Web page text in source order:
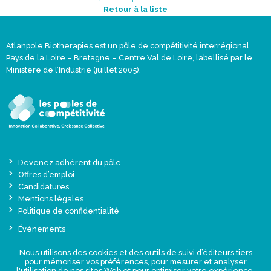
Retour à la liste
Atlanpole Biotherapies est un pôle de compétitivité interrégional
Pays de la Loire – Bretagne – Centre Val de Loire, labellisé par le
Ministère de l’Industrie (juillet 2005).
Devenez adhérent du pôle
Offres d’emploi
Candidatures
Mentions légales
Politique de confidentialité
Événements
Une offre globale sur-mesure
Presse
Nous utilisons des cookies et des outils de suivi d’éditeurs tiers
pour mémoriser vos préférences, pour mesurer et analyser